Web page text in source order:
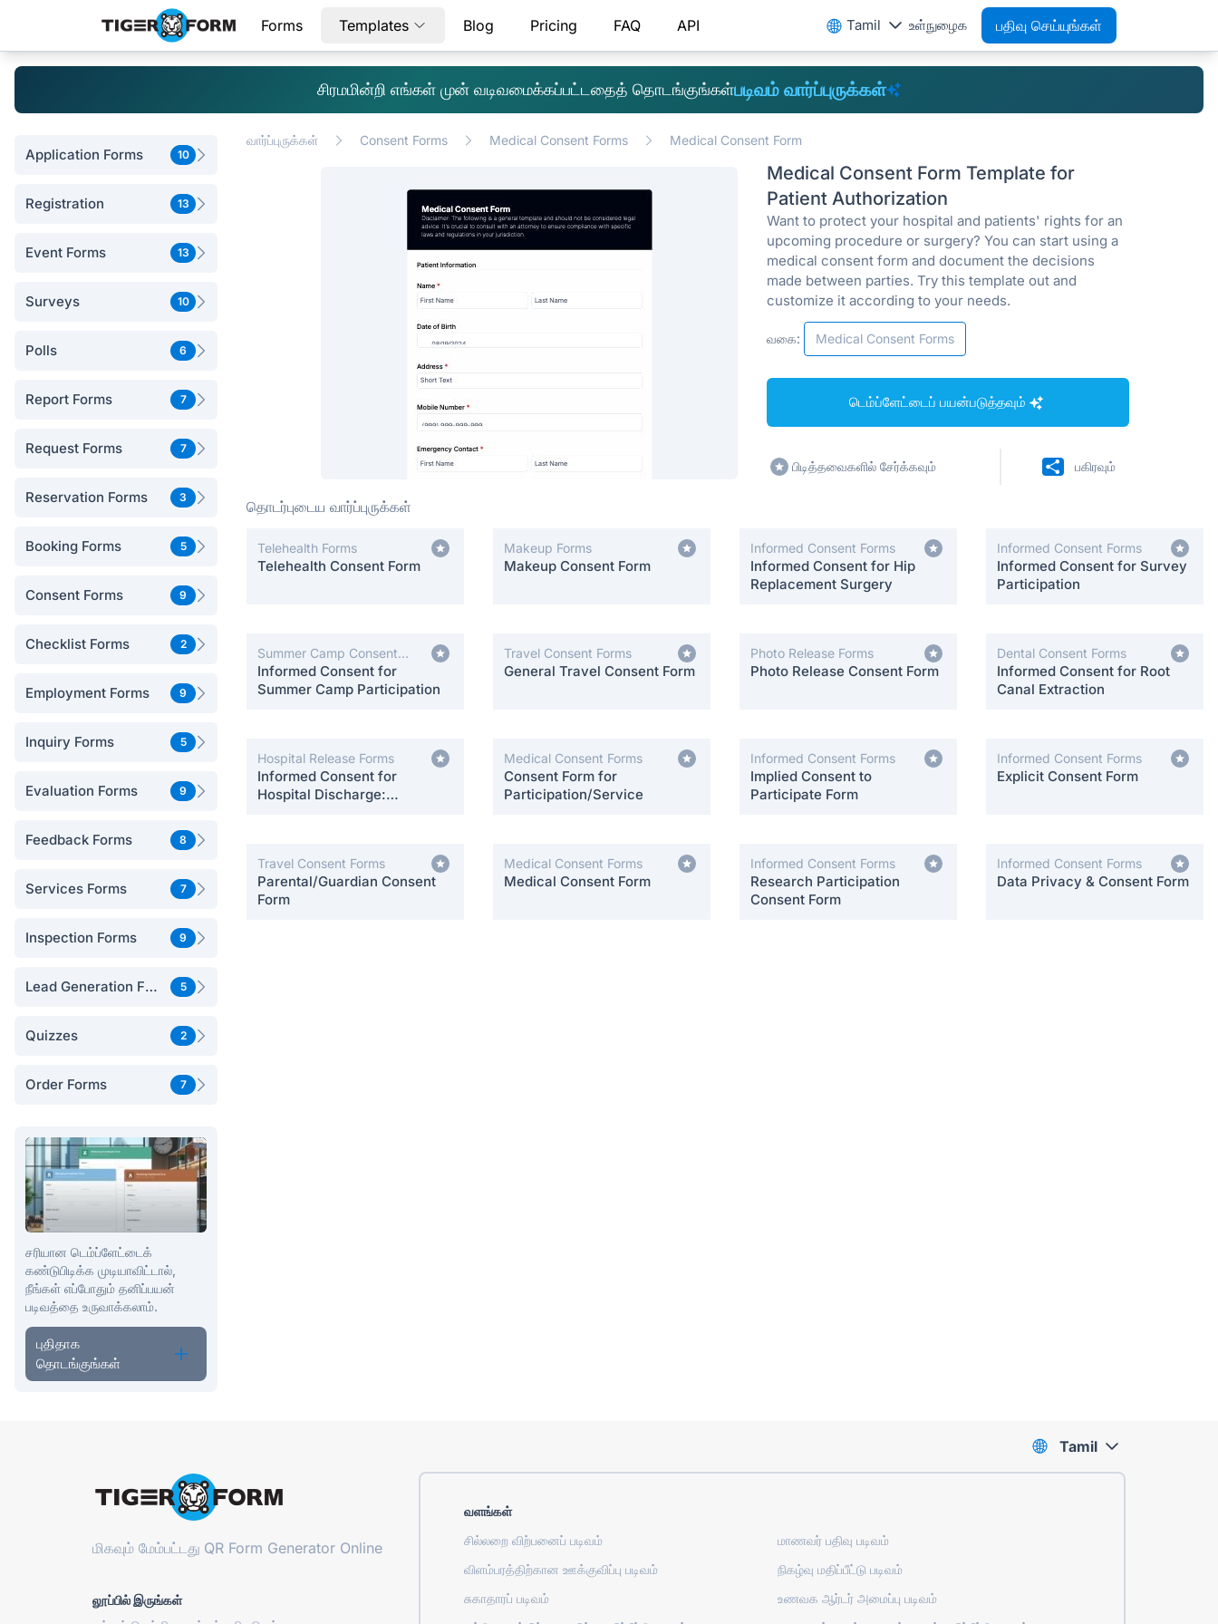
Forms Templates Blog Pricing FAQ API Tamil உள்நுழைக பதிவு செய்யுங்கள்
சிரமமின்றி எங்கள் முன் வடிவமைக்கப்பட்டதைத் தொடங்குங்கள்படிவம் வார்ப்புருக்கள்
Application Forms 10
Registration 13
Event Forms 13
Surveys 10
Polls 6
Report Forms 7
Request Forms 7
Reservation Forms 3
Booking Forms 5
Consent Forms 9
Checklist Forms 2
Employment Forms 9
Inquiry Forms 5
Evaluation Forms 9
Feedback Forms 8
Services Forms 7
Inspection Forms 9
Lead Generation Forms 5
Quizzes 2
Order Forms 7
சரியான டெம்ப்ளேட்டைக்
கண்டுபிடிக்க முடியாவிட்டால்,
நீங்கள் எப்போதும் தனிப்பயன்
படிவத்தை உருவாக்கலாம்.
புதிதாக
தொடங்குங்கள்
வார்ப்புருக்கள் Consent Forms Medical Consent Forms Medical Consent Form
Medical Consent Form Template for
Patient Authorization
Want to protect your hospital and patients' rights for an
upcoming procedure or surgery? You can start using a
medical consent form and document the decisions
made between parties. Try this template out and
customize it according to your needs.
வகை: Medical Consent Forms
டெம்ப்ளேட்டைப் பயன்படுத்தவும்
பிடித்தவைகளில் சேர்க்கவும் பகிரவும்
தொடர்புடைய வார்ப்புருக்கள்
Telehealth Forms
Telehealth Consent Form
Makeup Forms
Makeup Consent Form
Informed Consent Forms
Informed Consent for Hip
Replacement Surgery
Informed Consent Forms
Informed Consent for Survey
Participation
Summer Camp Consent
Forms
Informed Consent for
Summer Camp Participation
Travel Consent Forms
General Travel Consent Form
Photo Release Forms
Photo Release Consent Form
Dental Consent Forms
Informed Consent for Root
Canal Extraction
Hospital Release Forms
Informed Consent for
Hospital Discharge:
Medical Consent Forms
Consent Form for
Participation/Service
Informed Consent Forms
Implied Consent to
Participate Form
Informed Consent Forms
Explicit Consent Form
Travel Consent Forms
Parental/Guardian Consent
Form
Medical Consent Forms
Medical Consent Form
Informed Consent Forms
Research Participation
Consent Form
Informed Consent Forms
Data Privacy & Consent Form
மிகவும் மேம்பட்டது QR Form Generator Online
லூப்பில் இருங்கள்
வளங்கள்
சில்லறை விற்பனைப் படிவம்
மாணவர் பதிவு படிவம்
விளம்பரத்திற்கான ஊக்குவிப்பு படிவம்
நிகழ்வு மதிப்பீட்டு படிவம்
சுகாதாரப் படிவம்
உணவக ஆர்டர் அமைப்பு படிவம்
Tamil